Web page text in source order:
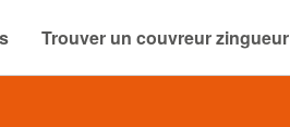
Trouver un couvreur zingueur